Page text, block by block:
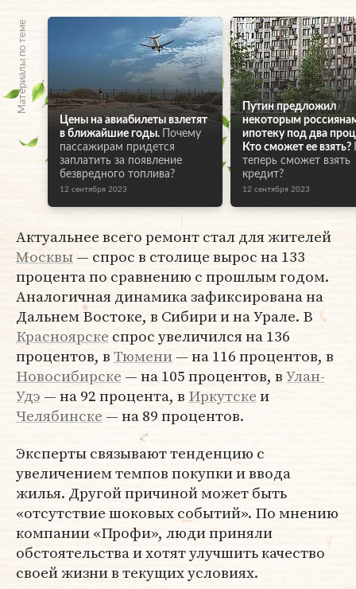
Материалы по теме
Цены на авиабилеты взлетят
в ближайшие годы.
Почему
пассажирам придется
заплатить за появление
безвредного топлива?
12 сентября 2023
Путин предложил
некоторым
ипотеку под два
Кто сможет ее взять?
теперь сможет взять
кредит?
12 сентября 2023
Актуальнее всего ремонт стал для жителей
Москвы— спрос в столице вырос на 133
процента по сравнению с прошлым годом.
Аналогичная динамика зафиксирована на
Дальнем Востоке, в Сибири и на Урале. В
Красноярске спрос увеличился на 136
процентов, вТюмени— на 116 процентов, в
Новосибирске— на 105 процентов, вУлан-
Удэ — на 92 процента, в Иркутскеи
Челябинске — на 89 процентов.
Эксперты связывают тенденцию с
увеличением темпов покупки и ввода
жилья. Другой причиной может быть
«отсутствие шоковых событий». По мнению
компании «Профи», люди приняли
обстоятельства и хотят улучшить качество
своей жизни в текущих условиях.